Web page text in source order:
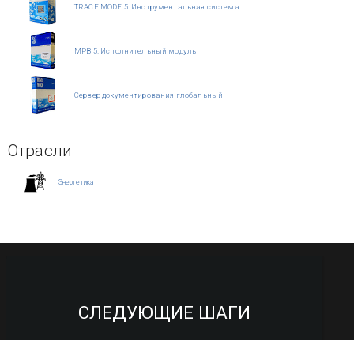
TRACE MODE 5. Инструментальная система
МРВ 5. Исполнительный модуль
Сервер документирования глобальный
Отрасли
Энергетика
СЛЕДУЮЩИЕ ШАГИ